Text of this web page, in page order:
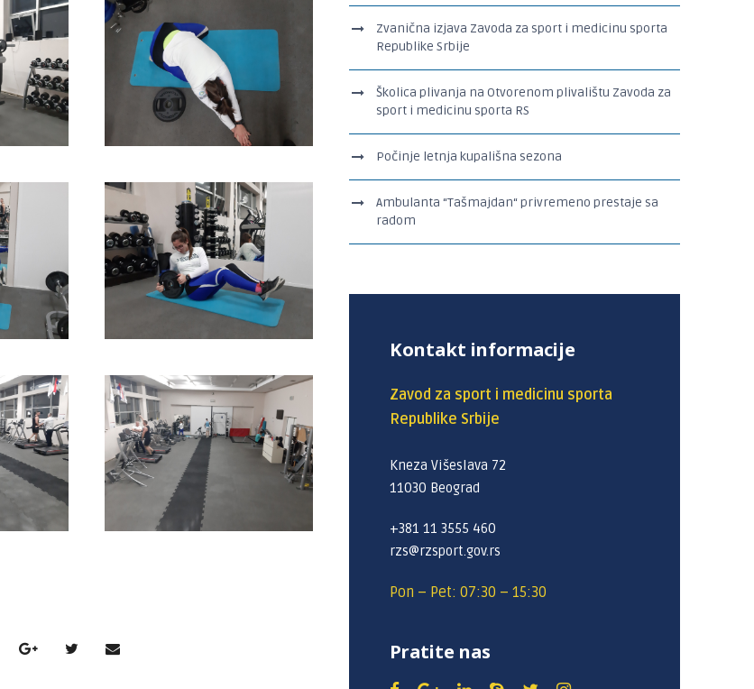
Zvanična izjava Zavoda za sport i medicinu sporta
Republike Srbije
Školica plivanja na Otvorenom plivalištu Zavoda za
sport i medicinu sporta RS
Počinje letnja kupališna sezona
Ambulanta “Tašmajdan“ privremeno prestaje sa
radom
Kontakt informacije
Zavod za sport i medicinu sporta
Republike Srbije
Kneza Višeslava 72
11030 Beograd
+381 11 3555 460
rzs@rzsport.gov.rs
Pon – Pet: 07:30 – 15:30
Pratite nas